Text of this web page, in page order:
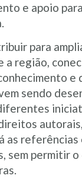
e apoio
para
a região,
e
sendo
as referências
sem permitir